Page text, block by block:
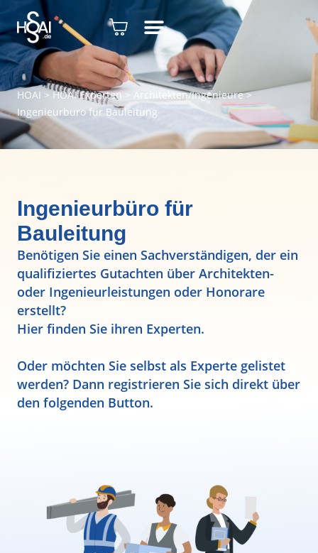
HOAI > HOAI Experten> Architekten/Ingenieure>
Ingenieurbüro für Bauleitung
Ingenieurbüro für
Bauleitung
Benötigen Sie einen Sachverständigen, der ein
qualifiziertes Gutachten über Architekten-
oder Ingenieurleistungen oder Honorare
erstellt?
Hier finden Sie ihren Experten.
Oder möchten Sie selbst als Experte gelistet
werden? Dann registrieren Sie sich direkt über
den folgenden Button.